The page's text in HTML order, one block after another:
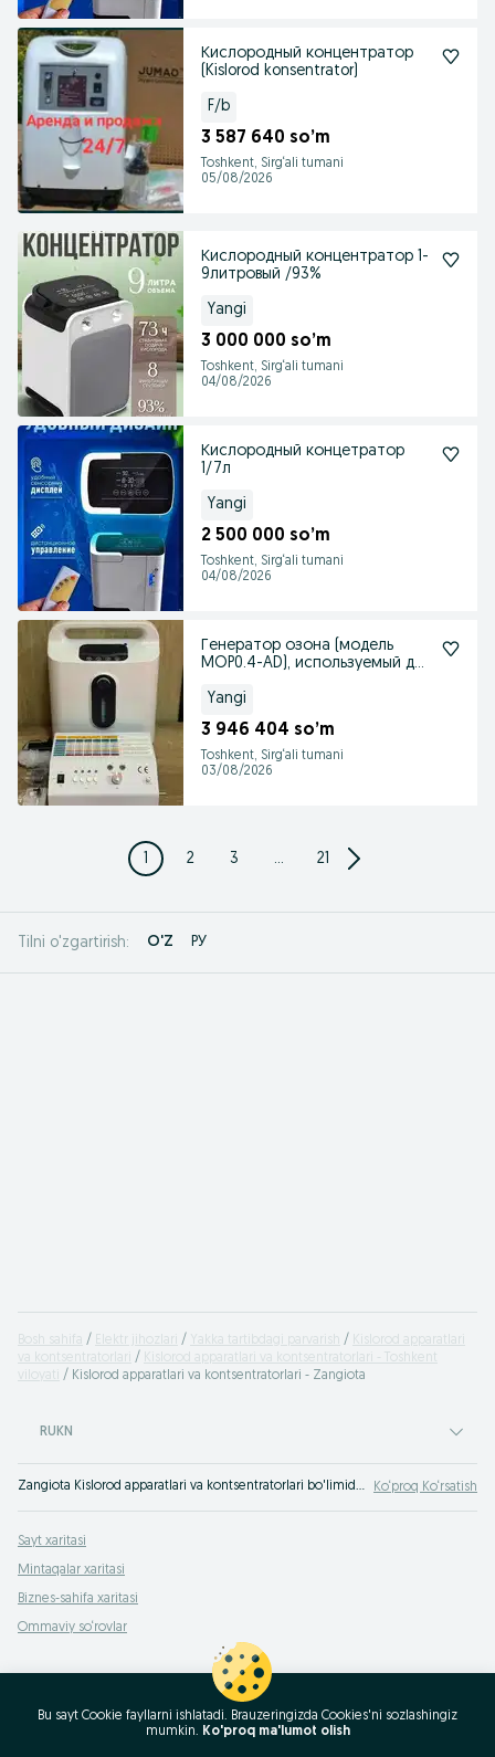
Кислородный концентратор
(Kislorod konsentrator)
F/b
3 587 640 so’m
Toshkent, Sirg‘ali tumani
05/08/2026
Кислородный концентратор 1-
9литровый /93%
Yangi
3 000 000 so’m
Toshkent, Sirg‘ali tumani
04/08/2026
Кислородный концетратор
1/7л
Yangi
2 500 000 so’m
Toshkent, Sirg‘ali tumani
04/08/2026
Генератор озона (модель
MOP0.4-AD), используемый для
Yangi
3 946 404 so’m
Toshkent, Sirg‘ali tumani
03/08/2026
1 2 3 ... 21
Tilni o'zgartirish: O'Z РУ
Bosh sahifa Elektr jihozlari Yakka tartibdagi parvarish
Kislorod apparatlari
va kontsentratorlari
Kislorod apparatlari va kontsentratorlari - Toshkent
viloyati
Kislorod apparatlari va kontsentratorlari - Zangiota
RUKN
Zangiota Kislorod apparatlari va kontsentratorlari bo'limida eng yaxshi takliflar. OLXda hamyonbop narxlarda mahsulot va xizmatlarning katta tanlovi! OLX.uz da ko'plab takliflar! Ko‘proq Ko‘rsatish
Sayt xaritasi
Mintaqalar xaritasi
Biznes-sahifa xaritasi
Ommaviy so‘rovlar
Bu sayt Cookie fayllarni ishlatadi. Brauzeringizda Cookies'ni sozlashingiz
mumkin. Ko'proq ma'lumot olish